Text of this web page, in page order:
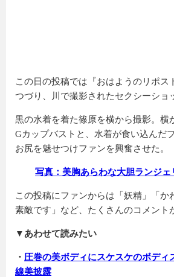
この日の投稿では『おはようのリポス
つづり、川で撮影されたセクシーショ
黒の水着を着た篠原を横から撮影。横
Gカップバストと、水着が食い込んだ
お尻を魅せつけファンを興奮させた。
写真：美胸あらわな大胆ランジェ
この投稿にファンからは「 妖精 」「 か
素敵です 」など、たくさんのコメント
▼あわせて読みたい
・ 圧巻の美ボディにスケスケのボディ
線美披露